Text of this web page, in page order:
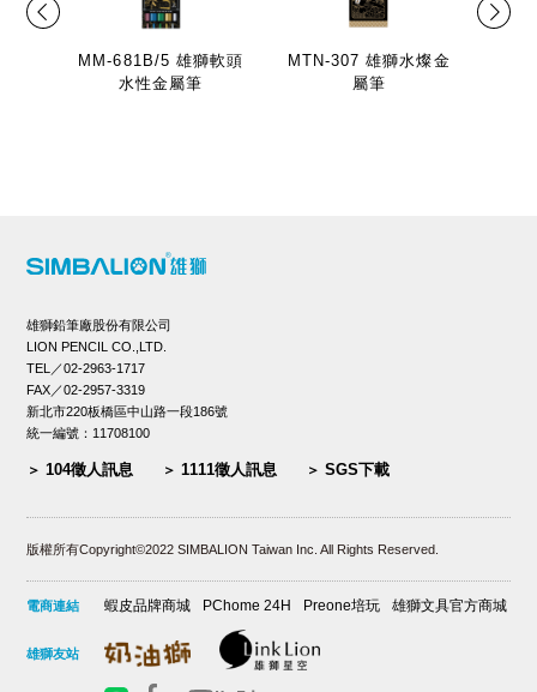
MM-681B/5 雄獅軟頭
水性金屬筆
MTN-307 雄獅水燦金
屬筆
雄獅鉛筆廠股份有限公司
LION PENCIL CO.,LTD.
TEL／02-2963-1717
FAX／02-2957-3319
新北市220板橋區中山路一段186號
統一編號：11708100
104徵人訊息 1111徵人訊息 SGS下載
版權所有Copyright©2022 SIMBALION Taiwan Inc. All Rights Reserved.
電商連結 蝦皮品牌商城 PChome 24H Preone培玩 雄獅文具官方商城
雄獅友站